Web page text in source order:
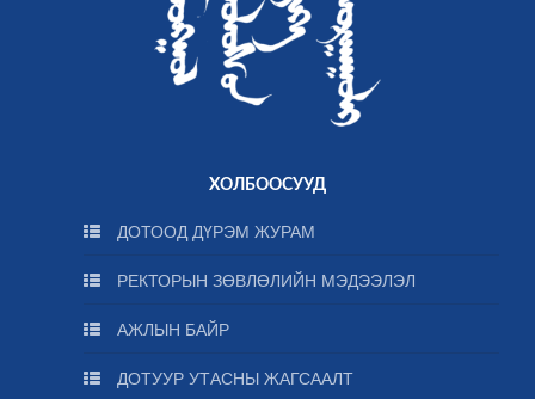
ХОЛБООСУУД
ДОТООД ДҮРЭМ ЖУРАМ
РЕКТОРЫН ЗӨВЛӨЛИЙН МЭДЭЭЛЭЛ
АЖЛЫН БАЙР
ДОТУУР УТАСНЫ ЖАГСААЛТ